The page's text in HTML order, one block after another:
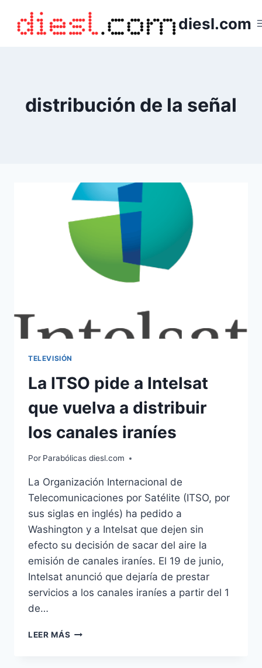
contenido
diesl.com
distribución de la señal
TELEVISIÓN
La ITSO pide a Intelsat
que vuelva a distribuir
los canales iraníes
Por Parabólicas diesl.com
La Organización Internacional de
Telecomunicaciones por Satélite (ITSO, por
sus siglas en inglés) ha pedido a
Washington y a Intelsat que dejen sin
efecto su decisión de sacar del aire la
emisión de canales iraníes. El 19 de junio,
Intelsat anunció que dejaría de prestar
servicios a los canales iraníes a partir del 1
de…
LEER MÁS LA